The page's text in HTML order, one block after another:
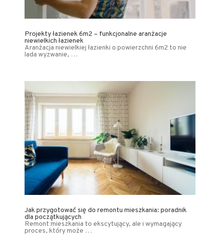
Projekty łazienek 6m2 – funkcjonalne aranżacje
niewielkich łazienek
Aranżacja niewielkiej łazienki o powierzchni 6m2 to nie
lada wyzwanie, …
Jak przygotować się do remontu mieszkania: poradnik
dla początkujących
Remont mieszkania to ekscytujący, ale i wymagający
proces, który może …